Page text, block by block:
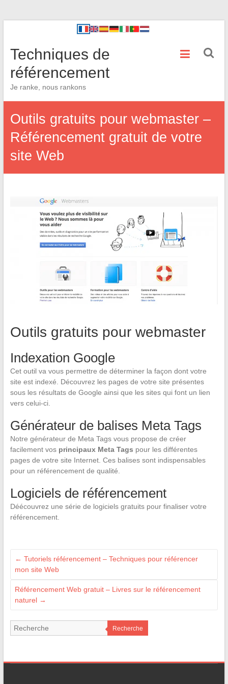
Techniques de
référencement
Je ranke, nous rankons
Outils gratuits pour webmaster –
Référencement gratuit de votre
site Web
Outils gratuits pour webmaster
Indexation Google
Cet outil va vous permettre de déterminer la façon dont votre
site est indexé. Découvrez les pages de votre site présentes
sous les résultats de Google ainsi que les sites qui font un lien
vers celui-ci.
Générateur de balises Meta Tags
Notre générateur de Meta Tags vous propose de créer
facilement vos principaux Meta Tags pour les différentes
pages de votre site Internet. Ces balises sont indispensables
pour un référencement de qualité.
Logiciels de référencement
Déécouvrez une série de logiciels gratuits pour finaliser votre
référencement.
← Tutoriels référencement – Techniques pour référencer
mon site Web
Référencement Web gratuit – Livres sur le référencement
naturel →
Recherche